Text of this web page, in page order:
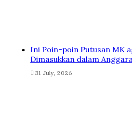
Ini Poin-poin Putusan MK
Dimasukkan dalam
31 July, 2026